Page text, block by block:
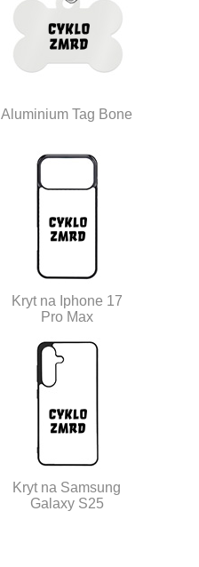
Aluminium Tag Bone
Kryt na Iphone 17
Pro Max
Kryt na Samsung
Galaxy S25